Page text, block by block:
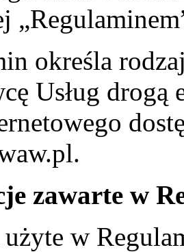
określa
Usług
zawarte w
w